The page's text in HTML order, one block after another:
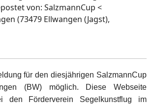
von: SalzmannCup <
(73479 Ellwangen (Jagst),
für den diesjährigen SalzmannCup
(BW) möglich. Diese Webseite
den Förderverein Segelkunstflug im